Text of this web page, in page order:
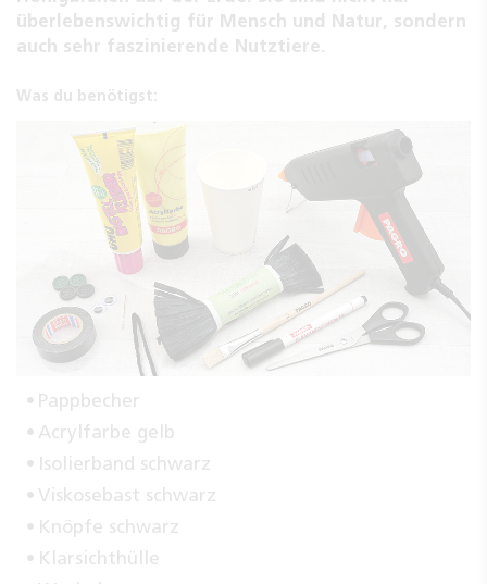
überlebenswichtig für Mensch und Natur, sondern
auch sehr faszinierende Nutztiere.
Was du benötigst:
Pappbecher
Acrylfarbe gelb
Isolierband schwarz
Viskosebast schwarz
Knöpfe schwarz
Klarsichthülle